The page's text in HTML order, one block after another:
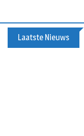
Laatste Nieuws